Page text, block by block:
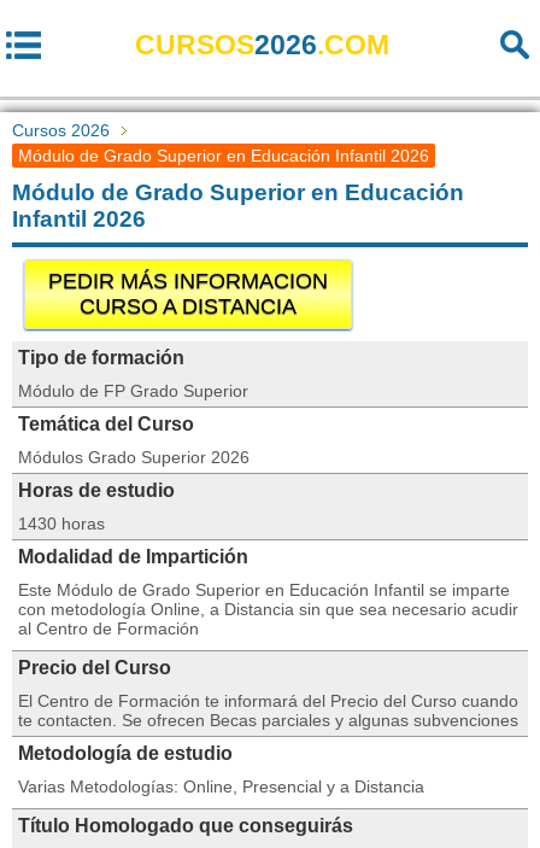
CURSOS2026.COM
Cursos 2026
Módulo de Grado Superior en Educación Infantil 2026
Módulo de Grado Superior en Educación
Infantil 2026
PEDIR MÁS INFORMACION
CURSO A DISTANCIA
Tipo de formación
Módulo de FP Grado Superior
Temática del Curso
Módulos Grado Superior 2026
Horas de estudio
1430 horas
Modalidad de Impartición
Este Módulo de Grado Superior en Educación Infantil se imparte
con metodología Online, a Distancia sin que sea necesario acudir
al Centro de Formación
Precio del Curso
El Centro de Formación te informará del Precio del Curso cuando
te contacten. Se ofrecen Becas parciales y algunas subvenciones
Metodología de estudio
Varias Metodologías: Online, Presencial y a Distancia
Título Homologado que conseguirás